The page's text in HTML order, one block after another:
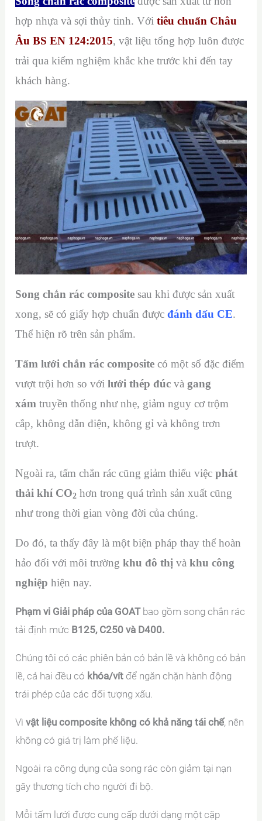
hợp nhựa và sợi thủy tinh. Vớitiêu chuẩn Châu
Âu BS EN 124:2015, vật liệu tổng hợp luôn được
trải qua kiểm nghiệm khắc khe trước khi đến tay
khách hàng.
Song chắn rác compositesau khi được sản xuất
xong, sẽ có giấy hợp chuẩn đượcđánh dấu CE.
Thể hiện rõ trên sản phẩm.
Tấm lưới chắn rác composite có một số đặc điểm
vượt trội hơn so vớilưới thép đúc vàgang
xám truyền thống như nhẹ, giảm nguy cơ trộm
cắp, không dẫn điện, không gỉ và không trơn
trượt.
Ngoài ra, tấm chắn rác cũng giảm thiểu việcphát
thải khí CO2 hơn trong quá trình sản xuất cũng
như trong thời gian vòng đời của chúng.
Do đó, ta thấy đây là một biện pháp thay thể hoàn
hảo đối với môi trườngkhu đô thị vàkhu công
nghiệp hiện nay.
Phạm vi Giải pháp của GOATbao gồm song chắn rác
tải định mức B125, C250 và D400.
Chúng tôi có các phiên bản có bản lề và không có bản
lề, cả hai đều có khóa/vít để ngăn chặn hành động
trái phép của các đối tượng xấu.
Vìvật liệu composite không có khả năng tái chế, nên
không có giá trị làm phế liệu.
Ngoài ra công dụng của song rác còn giảm tại nạn
gây thương tích cho người đi bộ.
Mỗi tấm lưới được cung cấp dưới dạng một cặp